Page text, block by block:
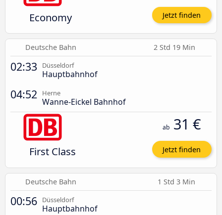
Economy Jetzt finden
Deutsche Bahn 2 Std 19 Min
02:33 Düsseldorf
Hauptbahnhof
04:52 Herne
Wanne-Eickel Bahnhof
First Class
ab 31 €
Jetzt finden
Deutsche Bahn 1 Std 3 Min
00:56 Düsseldorf
Hauptbahnhof